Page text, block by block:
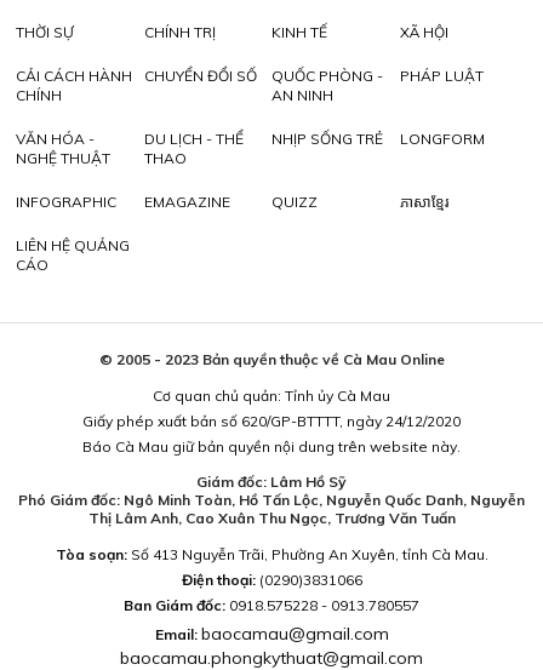
THỜI SỰ CHÍNH TRỊ KINH TẾ XÃ HỘI
CẢI CÁCH HÀNH
CHÍNH
CHUYỂN ĐỔI SỐ
QUỐC PHÒNG -
AN NINH
PHÁP LUẬT
VĂN HÓA -
NGHỆ THUẬT
DU LỊCH - THỂ
THAO
NHỊP SỐNG TRẺ LONGFORM
INFOGRAPHIC EMAGAZINE QUIZZ ភាសាខ្មែរ
LIÊN HỆ QUẢNG
CÁO
© 2005 - 2023 Bản quyền thuộc về Cà Mau Online
Cơ quan chủ quản: Tỉnh ủy Cà Mau
Giấy phép xuất bản số 620/GP-BTTTT, ngày 24/12/2020
Báo Cà Mau giữ bản quyền nội dung trên website này.
Giám đốc: Lâm Hồ Sỹ
Phó Giám đốc: Ngô Minh Toàn, Hồ Tấn Lộc, Nguyễn Quốc Danh, Nguyễn
Thị Lâm Anh, Cao Xuân Thu Ngọc, Trương Văn Tuấn
Tòa soạn:Số 413 Nguyễn Trãi, Phường An Xuyên, tỉnh Cà Mau.
Điện thoại: (0290)3831066
Ban Giám đốc: 0918.575228 - 0913.780557
Email: baocamau@gmail.com
baocamau.phongkythuat@gmail.com